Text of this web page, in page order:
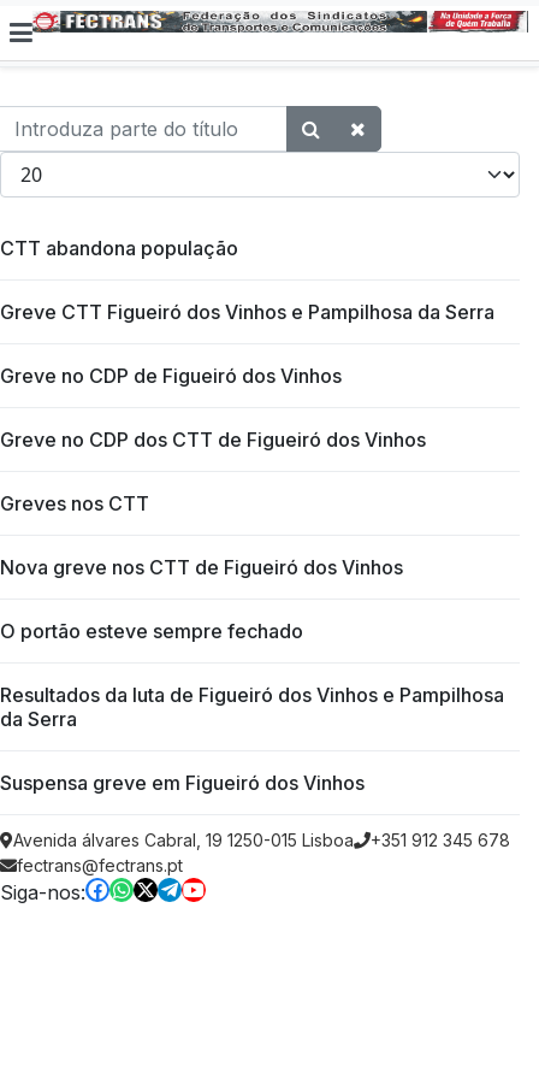
Introduza parte do título
Qtd. a exibir
CTT abandona população
Greve CTT Figueiró dos Vinhos e Pampilhosa da Serra
Greve no CDP de Figueiró dos Vinhos
Greve no CDP dos CTT de Figueiró dos Vinhos
Greves nos CTT
Nova greve nos CTT de Figueiró dos Vinhos
O portão esteve sempre fechado
Resultados da luta de Figueiró dos Vinhos e Pampilhosa
da Serra
Suspensa greve em Figueiró dos Vinhos
Avenida álvares Cabral, 19 1250-015 Lisboa
+351 912 345 678
fectrans@fectrans.pt
Siga-nos: